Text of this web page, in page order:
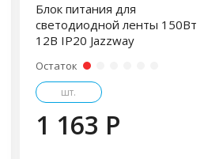
Блок питания для
светодиодной ленты 150Вт
12В IP20 Jazzway
Остаток
шт.
1 163 P